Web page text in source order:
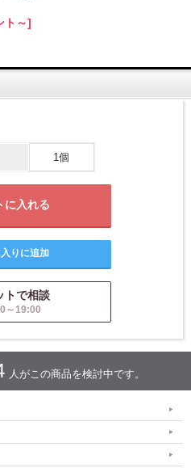
ト～]
1個
トで相談
～19:00
人がこの商品を検討中です。